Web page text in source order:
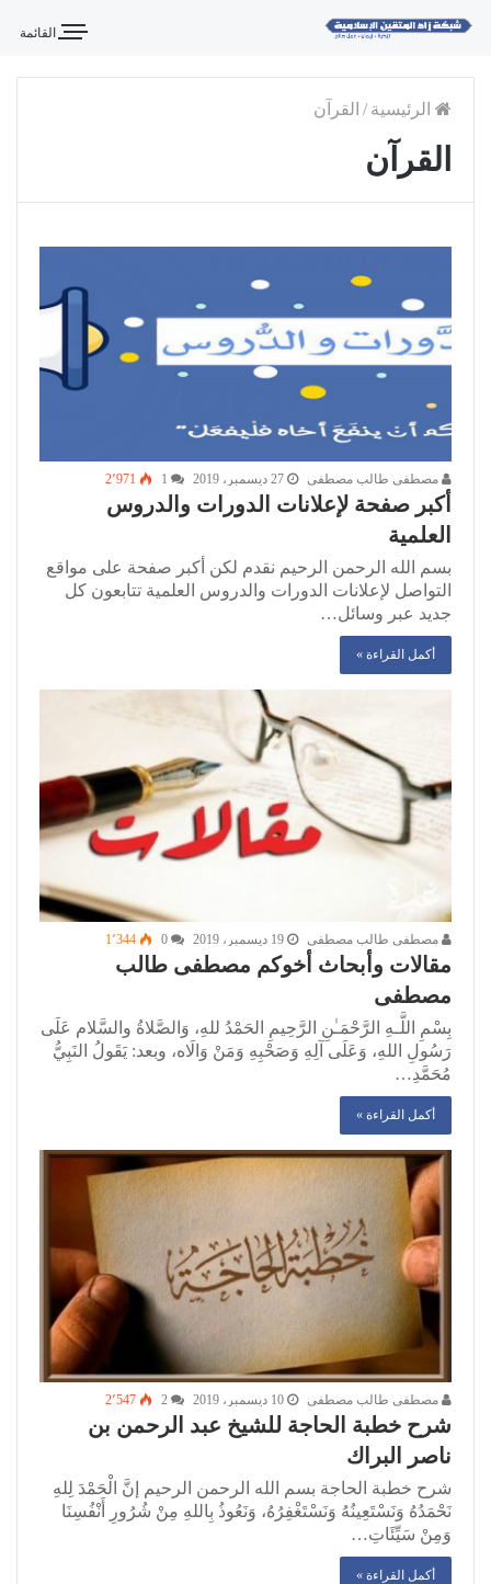
القائمة
الرئيسية / القرآن
القرآن
مصطفى طالب مصطفى 27 ديسمبر، 2019 2٬971
أكبر صفحة لإعلانات الدورات والدروس
العلمية
بسم الله الرحمن الرحيم نقدم لكن أكبر صفحة على مواقع
التواصل لإعلانات الدورات والدروس العلمية تتابعون كل
جديد عبر وسائل…
أكمل القراءة »
مصطفى طالب مصطفى 19 ديسمبر، 2019 1٬344
مقالات وأبحاث أخوكم مصطفى طالب
مصطفى
بِسْمِ اللَّـهِ الرَّحْمَـٰنِ الرَّحِيمِ الحَمْدُ للهِ، وَالصَّلاةُ والسَّلام عَلَى
رَسُولِ اللهِ، وَعَلَى آلِهِ وَصَحْبِهِ وَمَنْ وَالَاه، وبعد: يَقَولُ النَبِيُّ
مُحَمَّدِ…
أكمل القراءة »
مصطفى طالب مصطفى 10 ديسمبر، 2019 2٬547
شرح خطبة الحاجة للشيخ عبد الرحمن بن
ناصر البراك
شرح خطبة الحاجة بسم الله الرحمن الرحيم إنَّ الْحَمْدَ لِلهِ
نَحْمَدُهُ وَنَسْتَعِينُهُ وَنَسْتَغْفِرُهُ، وَنَعُوذُ بِاللهِ مِنْ شُرُورِ أَنْفُسِنَا
وَمِنْ سَيِّئَاتِ…
أكمل القراءة »